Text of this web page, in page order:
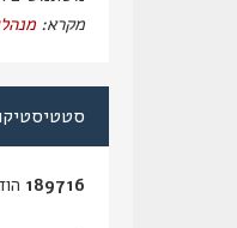
מקרא:
189716